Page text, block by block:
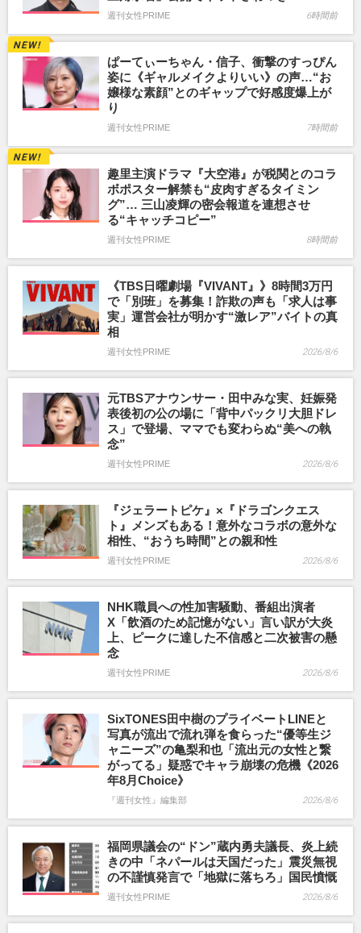
週刊女性PRIME 6時間前
ぱーてぃーちゃん・信子、衝撃のすっぴん
姿に《ギャルメイクよりいい》の声…“お
嬢様な素顔”とのギャップで好感度爆上が
り
週刊女性PRIME 7時間前
趣里主演ドラマ『大空港』が税関とのコラ
ボポスター解禁も“皮肉すぎるタイミン
グ”… 三山凌輝の密会報道を連想させ
る“キャッチコピー”
週刊女性PRIME 8時間前
《TBS日曜劇場『VIVANT』》8時間3万円
で「別班」を募集！詐欺の声も「求人は事
実」運営会社が明かす“激レア”バイトの真
相
週刊女性PRIME 2026/8/6
元TBSアナウンサー・田中みな実、妊娠発
表後初の公の場に「背中パックリ大胆ドレ
ス」で登場、ママでも変わらぬ“美への執
念”
週刊女性PRIME 2026/8/6
『ジェラートピケ』×『ドラゴンクエス
ト』メンズもある！意外なコラボの意外な
相性、“おうち時間”との親和性
週刊女性PRIME 2026/8/6
NHK職員への性加害騒動、番組出演者
X「飲酒のため記憶がない」言い訳が大炎
上、ピークに達した不信感と二次被害の懸
念
週刊女性PRIME 2026/8/6
SixTONES田中樹のプライベートLINEと
写真が流出で流れ弾を食らった“優等生ジ
ャニーズ”の亀梨和也「流出元の女性と繋
がってる」疑惑でキャラ崩壊の危機《2026
年8月Choice》
『週刊女性』編集部 2026/8/6
福岡県議会の“ドン”蔵内勇夫議長、炎上続
きの中「ネパールは天国だった」震災無視
の不謹慎発言で「地獄に落ちろ」国民憤慨
週刊女性PRIME 2026/8/6